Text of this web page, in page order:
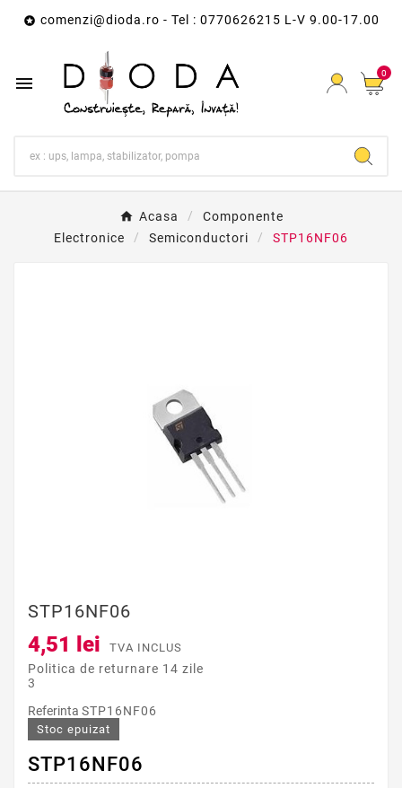
 comenzi@dioda.ro - Tel : 0770626215 L-V 9.00-17.00
 0
Acasa
Componente
Electronice
Semiconductori STP16NF06
STP16NF06
4,51 lei TVA INCLUS
Politica de returnare 14 zile
3
Referinta STP16NF06
Stoc epuizat
STP16NF06